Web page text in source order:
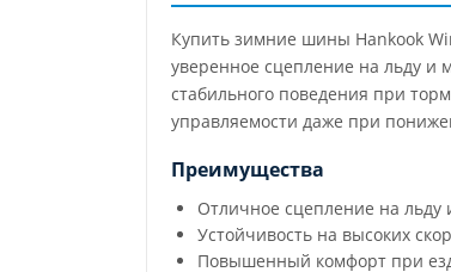
Купить зимние шины Hankook
уверенное сцепление на льду
стабильного поведения при
управляемости даже при
Преимущества
Отличное сцепление на льду
Устойчивость на высоких
Повышенный комфорт при